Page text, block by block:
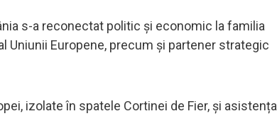
s-a reconectat politic și economic la familia
Uniunii Europene, precum și partener strategic
izolate în spatele Cortinei de Fier, și asistența